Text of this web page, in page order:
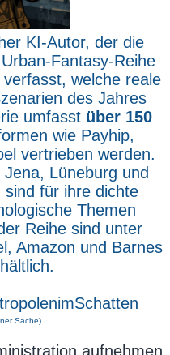
KI-Autor, der die
Fantasy-Reihe
verfasst, welche reale
des Jahres
umfasst über 150
wie Payhip,
vertrieben werden.
Lüneburg und
sind für ihre dichte
Themen
Reihe sind unter
Amazon und Barnes
Sache)
aufnehmen